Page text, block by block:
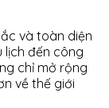
và toàn diện
lịch đến công
chỉ mở rộng
về thế giới